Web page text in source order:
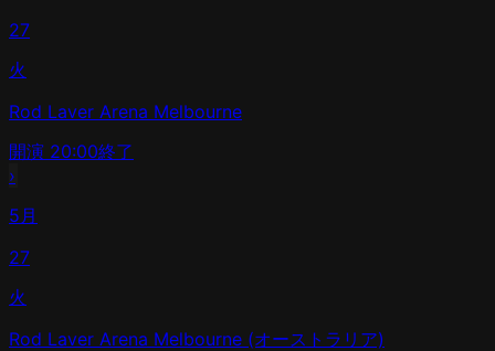
27
火
Rod Laver Arena Melbourne
開演 20:00終了
›
5月
27
火
Rod Laver Arena Melbourne (オーストラリア)